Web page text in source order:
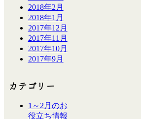
2018年2月
2018年1月
2017年12月
2017年11月
2017年10月
2017年9月
カテゴリー
1～2月のお
役立ち情報